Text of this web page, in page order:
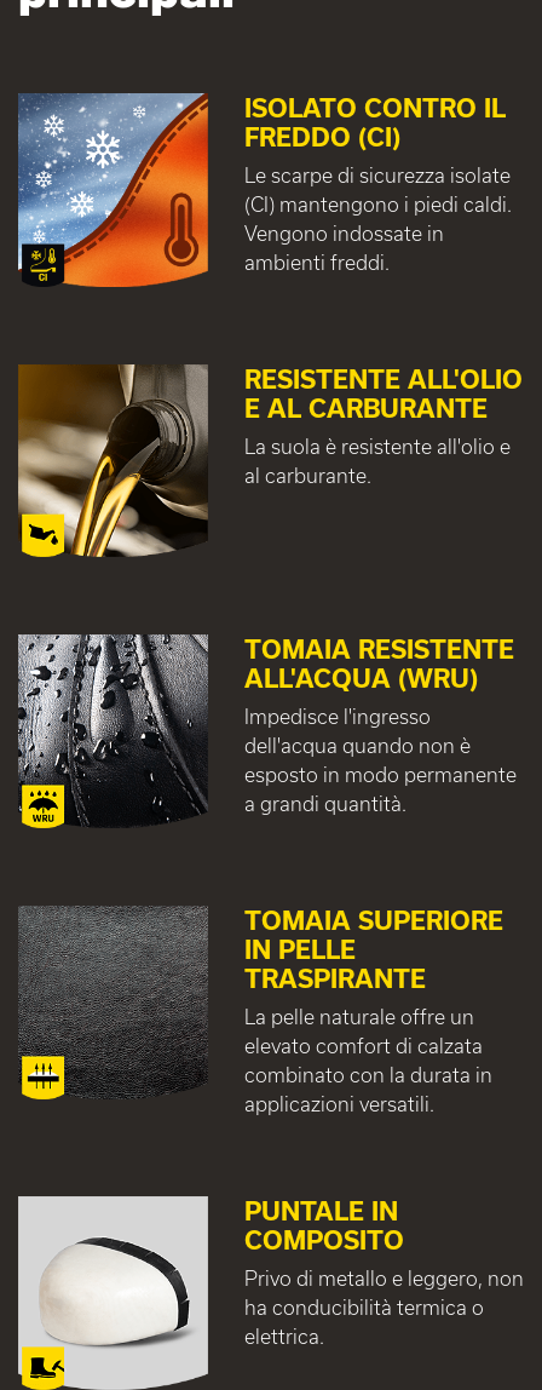
ISOLATO CONTRO IL
FREDDO (CI)
Le scarpe di sicurezza isolate
(CI) mantengono i piedi caldi.
Vengono indossate in
ambienti freddi.
RESISTENTE ALL'OLIO
E AL CARBURANTE
La suola è resistente all'olio e
al carburante.
TOMAIA RESISTENTE
ALL'ACQUA (WRU)
Impedisce l'ingresso
dell'acqua quando non è
esposto in modo permanente
a grandi quantità.
TOMAIA SUPERIORE
IN PELLE
TRASPIRANTE
La pelle naturale offre un
elevato comfort di calzata
combinato con la durata in
applicazioni versatili.
PUNTALE IN
COMPOSITO
Privo di metallo e leggero, non
ha conducibilità termica o
elettrica.